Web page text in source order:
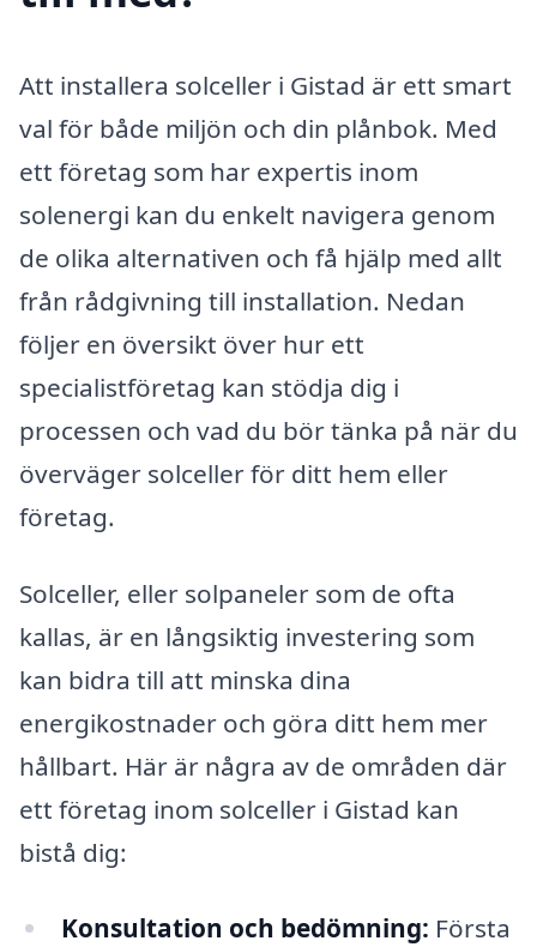
Att installera solceller i Gistad är ett smart
val för både miljön och din plånbok. Med
ett företag som har expertis inom
solenergi kan du enkelt navigera genom
de olika alternativen och få hjälp med allt
från rådgivning till installation. Nedan
följer en översikt över hur ett
specialistföretag kan stödja dig i
processen och vad du bör tänka på när du
överväger solceller för ditt hem eller
företag.
Solceller, eller solpaneler som de ofta
kallas, är en långsiktig investering som
kan bidra till att minska dina
energikostnader och göra ditt hem mer
hållbart. Här är några av de områden där
ett företag inom solceller i Gistad kan
bistå dig:
Konsultation och bedömning: Första